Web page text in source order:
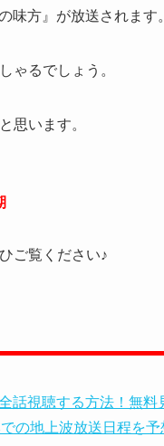
味方』が放送されます。
ゃるでしょう。
思います。
ご覧ください♪
話視聴する方法！無料
の地上波放送日程を予